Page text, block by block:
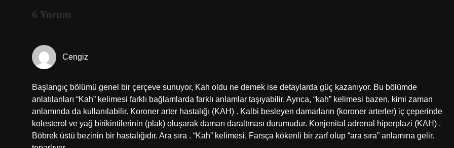
6 Yorum
Cengiz
Başlangıç bölümü genel bir çerçeve sunuyor, Kah oldu ne demek ise detaylarda güç kazanıyor. Bu bölümde
anlatılanları “Kah” kelimesi farklı bağlamlarda farklı anlamlar taşıyabilir. Ayrıca, “kah” kelimesi bazen, kimi zaman
anlamında da kullanılabilir. Koroner arter hastalığı (KAH) . Kalbi besleyen damarların (koroner arterler) iç çeperinde
kolesterol ve yağ birikintilerinin (plak) oluşarak damarı daraltması durumudur. Konjenital adrenal hiperplazi (KAH) .
Böbrek üstü bezinin bir hastalığıdır. Ara sıra . “Kah” kelimesi, Farsça kökenli bir zarf olup “ara sıra” anlamına gelir.